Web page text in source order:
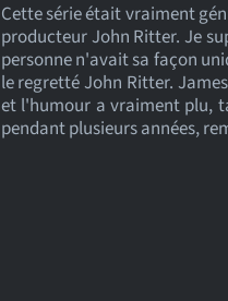
Cette série était vraiment
producteur John Ritter. Je
personne n'avait sa façon
le regretté John Ritter.
et l'humour a vraiment plu,
pendant plusieurs années,